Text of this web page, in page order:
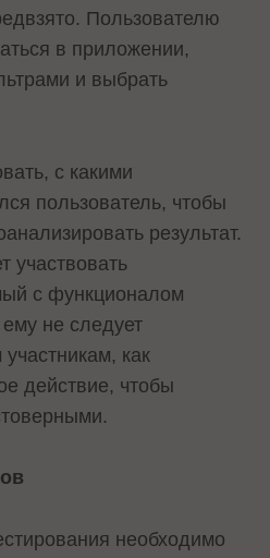
Пользователю
в приложении,
и выбрать
с какими
пользователь, чтобы
результат.
участвовать
с функционалом
не следует
как
действие, чтобы
необходимо